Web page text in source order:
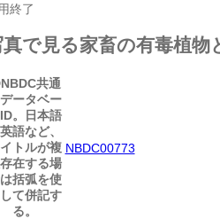
終了
で見る家畜の有毒植物
NBDC共通
ータベー
。日本語
語など、
トルが複
在する場
括弧を使
て併記す
る。
NBDC00773